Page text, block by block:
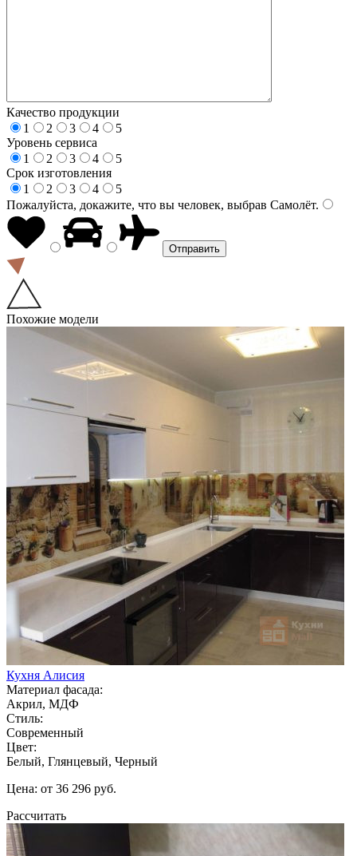
Качество продукции
1
2 3 4
5
Уровень сервиса
1
2 3 4
5
Срок изготовления
1
2 3 4
5
Пожалуйста, докажите, что вы человек, выбрав Самолёт.
Похожие модели
Кухня Алисия
Материал фасада:
Акрил, МДФ
Стиль:
Современный
Цвет:
Белый, Глянцевый, Черный
Цена: от 36 296 руб.
Рассчитать